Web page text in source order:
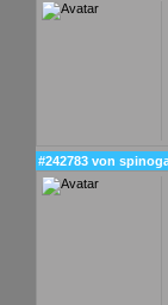
#242783 von